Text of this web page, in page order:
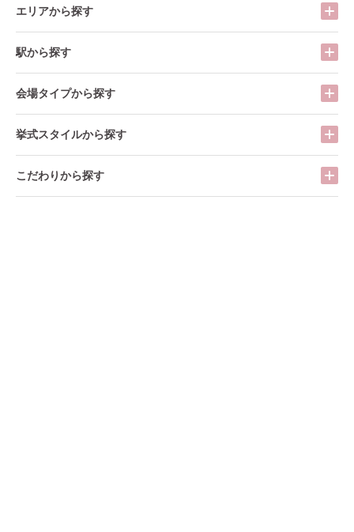
エリアから探す
駅から探す
会場タイプから探す
挙式スタイルから探す
こだわりから探す